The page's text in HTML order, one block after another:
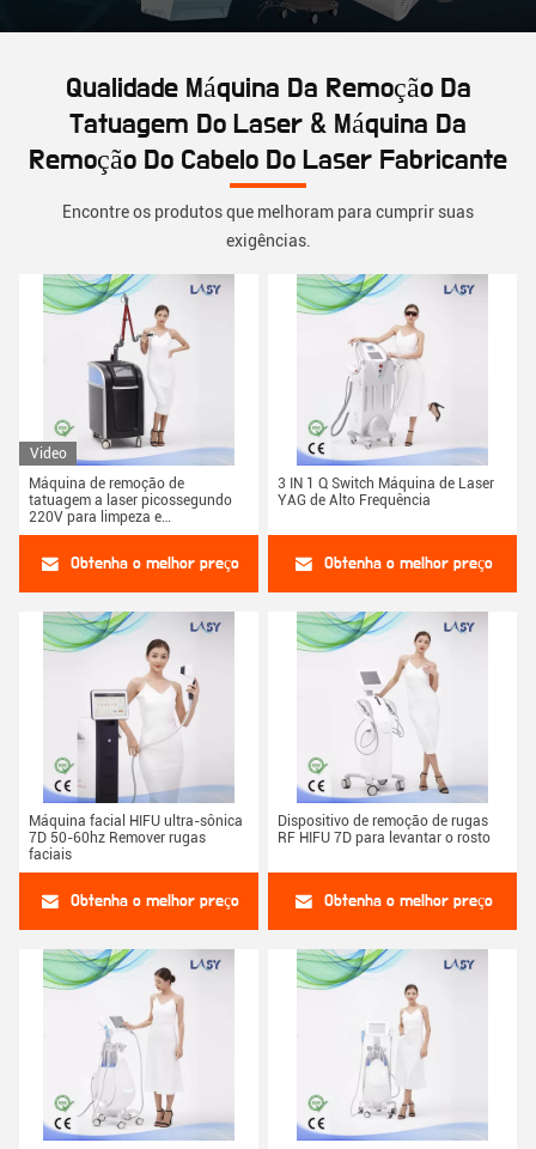
Qualidade Máquina Da Remoção Da
Tatuagem Do Laser & Máquina Da
Remoção Do Cabelo Do Laser Fabricante
Encontre os produtos que melhoram para cumprir suas
exigências.
Video
Máquina de remoção de
tatuagem a laser picossegundo
220V para limpeza e
rejuvenescimento da pele
Obtenha o melhor preço
3 IN 1 Q Switch Máquina de Laser
YAG de Alto Frequência
Obtenha o melhor preço
Máquina facial HIFU ultra-sônica
7D 50-60hz Remover rugas
faciais
Obtenha o melhor preço
Dispositivo de remoção de rugas
RF HIFU 7D para levantar o rosto
Obtenha o melhor preço